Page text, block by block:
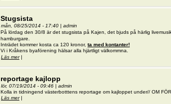
Stugsista
mån, 08/25/2014 - 17:40 | admin
På lördag den 30/8 är det stugsista på Kajen, det bjuds på härlig
hamburgare.
Inträdet kommer kosta ca 120 kronor, ta med kontanter!
Vi i Kråkens byaförening hälsar alla hjärtligt välkommna.
Läs merom Stugsista
|
reportage kajlopp
lör, 07/19/2014 - 09:46 | admin
Kolla in tidningend västerbotttens reportage om kajloppet under// OM
Läs merom reportage kajlopp
|